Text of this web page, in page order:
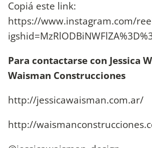
Copiá este link:
https://www.instagram.com/
Para contactarse con Jessica
Waisman Construcciones
http://jessicawaisman.com.ar/
http://